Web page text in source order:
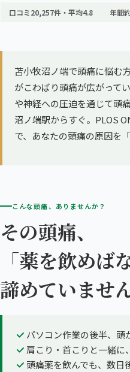
口コミ20,257件・平均4.8 年間
苫小牧沼ノ端で頭痛に悩む
がこわばり頭痛が広がって
や神経への圧迫を通じて頭
沼ノ端駅からすぐ。PLOS
で、あなたの頭痛の原因を
こんな頭痛、ありませんか？
その頭痛、
「薬を飲めば
諦めていませ
パソコン作業の後半、頭
肩こり・首こりと一緒に
頭痛薬を飲んでも、数日